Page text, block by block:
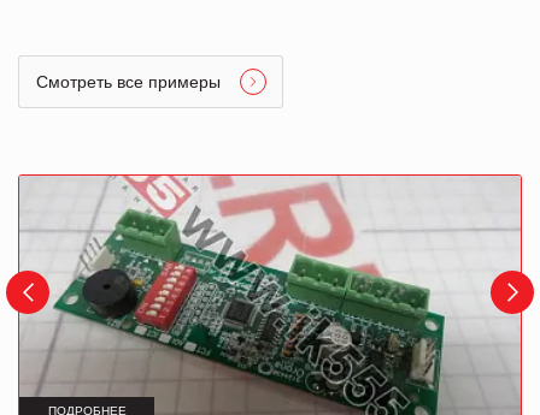
Смотреть все примеры
ПОДРОБНЕЕ